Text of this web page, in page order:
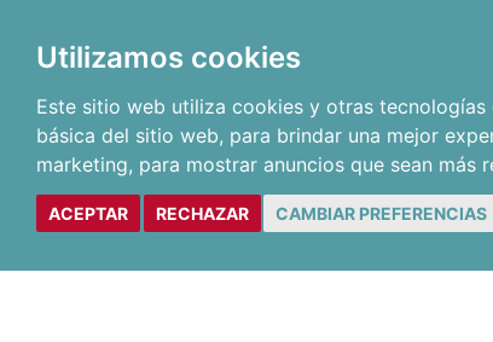
Utilizamos cookies
Este sitio web utiliza cookies y otras
básica del sitio web, para brindar una mejor
marketing, para mostrar anuncios que sean más
ACEPTAR RECHAZAR CAMBIAR PREFERENCIAS